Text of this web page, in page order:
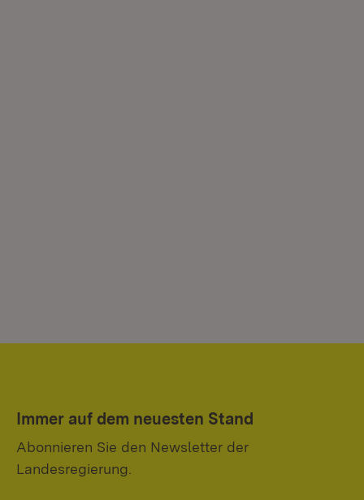
Immer auf dem neuesten Stand
Abonnieren Sie den Newsletter der
Landesregierung.